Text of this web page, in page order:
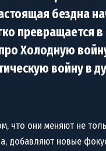
бездна
превращается
Холодную
войну в
что они меняют не
добавляют новые